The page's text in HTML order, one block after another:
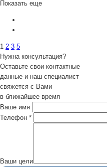
Показать еще
1 2 3 5
Нужна консультация?
Оставьте свои контактные
данные и наш специалист
свяжется с Вами
в ближайшее время
Ваше имя
Телефон *
Ваши цели